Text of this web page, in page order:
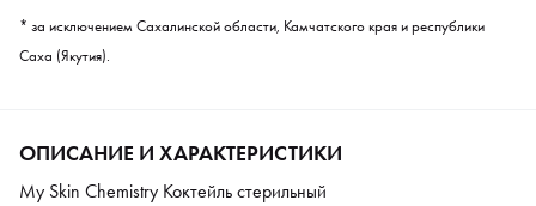
* за исключением Сахалинской области, Камчатского края и республики
Саха (Якутия).
ОПИСАНИЕ И ХАРАКТЕРИСТИКИ
My Skin Chemistry Коктейль стерильный